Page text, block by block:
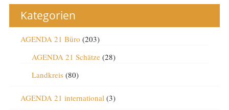
Kategorien
AGENDA 21 Büro (203)
AGENDA 21 Schätze(28)
Landkreis(80)
AGENDA 21 international(3)